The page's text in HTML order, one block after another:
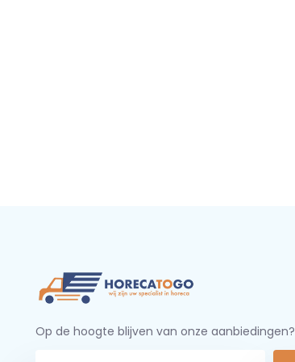
Op de hoogte blijven van onze aanbiedingen?